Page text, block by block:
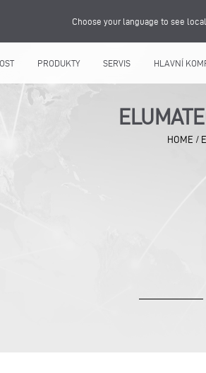
Choose your language to see
PRODUKTY SERVIS HLAVNÍ
HOME /